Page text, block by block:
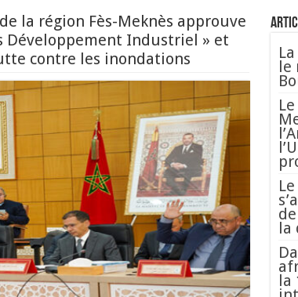
la région Fès-Meknès approuve
Développement Industriel » et
contre les inondations
le
la
la